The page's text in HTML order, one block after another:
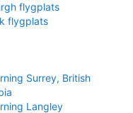
flygplats
flygplats
Surrey, British
Langley